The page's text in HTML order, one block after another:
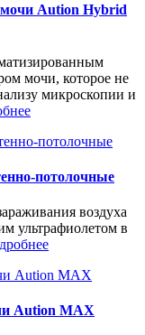
мочи Aution Hybrid
мочи, которое не
микроскопии и
потолочные
воздуха
ультрафиолетом в
Aution MAX